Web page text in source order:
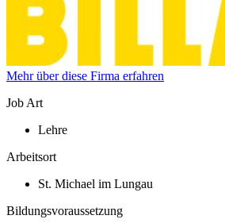
Mehr über diese Firma erfahren
Job Art
Lehre
Arbeitsort
St. Michael im Lungau
Bildungsvoraussetzung